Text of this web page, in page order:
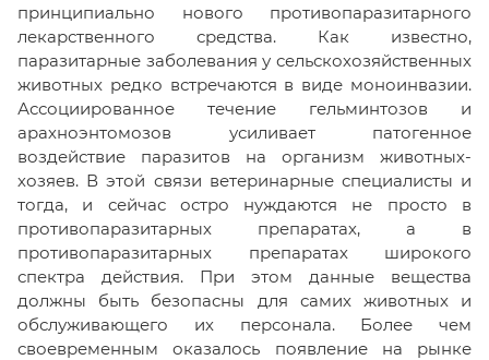
принципиально нового противопаразитарного
лекарственного средства. Как известно,
паразитарные заболевания у сельскохозяйственных
животных редко встречаются в виде моноинвазии.
Ассоциированное течение гельминтозов и
арахноэнтомозов усиливает патогенное
воздействие паразитов на организм животных-
хозяев. В этой связи ветеринарные специалисты и
тогда, и сейчас остро нуждаются не просто в
противопаразитарных препаратах, а в
противопаразитарных препаратах широкого
спектра действия. При этом данные вещества
должны быть безопасны для самих животных и
обслуживающего их персонала. Более чем
своевременным оказалось появление на рынке